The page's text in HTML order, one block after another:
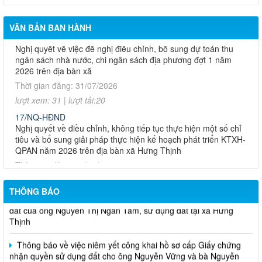
VĂN BẢN BAN HÀNH
lượt xem: 28 | lượt tải:25
16/NQ-HĐND
Nghị quyết về việc đề nghị điều chỉnh, bổ sung dự toán thu
ngân sách nhà nước, chi ngân sách địa phương đợt 1 năm
2026 trên địa bàn xã
Thời gian đăng: 31/07/2026
lượt xem: 31 | lượt tải:20
17/NQ-HĐND
tiêu và bổ sung giải pháp thực hiện kế hoạch phát triển KTXH-
QPAN năm 2026 trên địa bàn xã Hưng Thịnh
Thời gian đăng: 31/07/2026
lượt xem: 26 | lượt tải:15
18/NQ-HĐND
Nghị quyết về việc điều chỉnh, bổ sung Kế hoạch đầu tư công
năm 2026 (đợt 1) xã Hưng Thịnh
Thời gian đăng: 31/07/2026
lượt xem: 30 | lượt tải:14
14/NQ-HĐND
Nghị quyết về việc sắp xếp, tổ chức lại các ấp trên địa bàn xã
THÔNG BÁO
đất của bà Nguyễn Thị Kim Lan sử dụng đất tại xã Hưng Thịnh
Thông báo về việc niêm yết công khai hồ sơ mất giấy chứng
nhận quyền sử dụng đất của ông Trần Thanh Triều tại xã Hưng
Thịnh, Thành phố Đồng Nai
Thông báo về việc Niêm yết bản mô tả ranh giới, mốc giới thửa
đất của ông Hồ Sáu sử dụng đất tại xã Hưng Thịnh.
Thông báo niêm yết công khai mất Giấy CNQSDĐ của bà Lê
Thị Thanh
Thông báo về việc Niêm yết bản mô tả ranh giới, mốc giới thửa
đất của ông Nguyễn Thị Ngân Tâm, sử dụng đất tại xã Hưng
Thịnh
Thông báo về việc niêm yết công khai hồ sơ cấp Giấy chứng
nhận quyền sử dụng đất cho ông Nguyễn Vững và bà Nguyễn
Thị Mến tại xã Hưng Thịnh